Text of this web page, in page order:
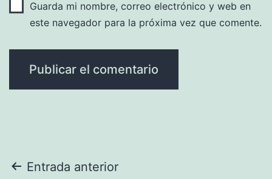
Guarda mi nombre, correo electrónico y web en
este navegador para la próxima vez que comente.
Navegación
Entrada anterior